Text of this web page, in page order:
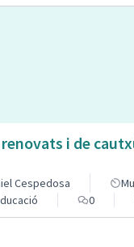
i de
Cespedosa
0